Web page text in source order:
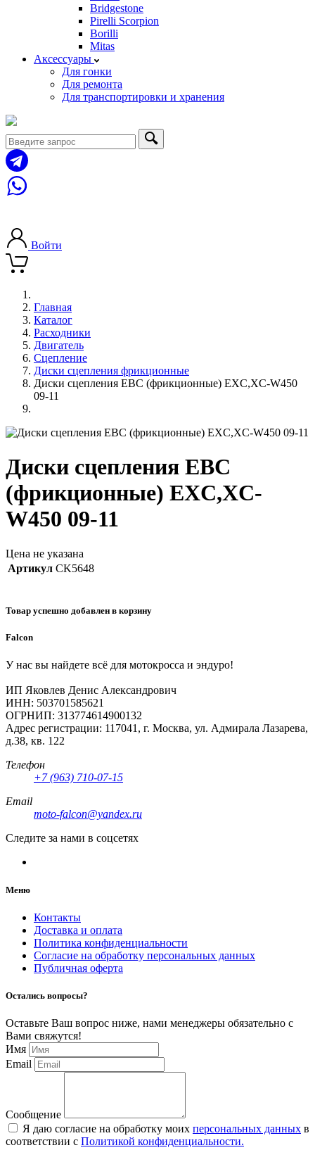
Bridgestone
Pirelli Scorpion
Borilli
Mitas
Аксессуары
Для гонки
Для ремонта
Для транспортировки и хранения
Войти
Главная
Каталог
Расходники
Двигатель
Сцепление
Диски сцепления фрикционные
Диски сцепления EBC (фрикционные) EXC,XC-W450
09-11
Диски сцепления EBC
(фрикционные) EXC,XC-
W450 09-11
Цена не указана
Артикул CK5648
Товар успешно добавлен в корзину
Falcon
У нас вы найдете всё для мотокросса и эндуро!
ИП Яковлев Денис Александрович
ИНН: 503701585621
ОГРНИП: 313774614900132
Адрес регистрации: 117041, г. Москва, ул. Адмирала Лазарева,
д.38, кв. 122
Телефон
+7 (963) 710-07-15
Email
moto-falcon@yandex.ru
Следите за нами в соцсетях
Меню
Контакты
Доставка и оплата
Политика конфиденциальности
Согласие на обработку персональных данных
Публичная оферта
Остались вопросы?
Оставьте Ваш вопрос ниже, нами менеджеры обязательно с
Вами свяжутся!
Имя
Email
Сообщение
Я даю согласие на обработку моих персональных данных в
соответствии с Политикой конфиденциальности.